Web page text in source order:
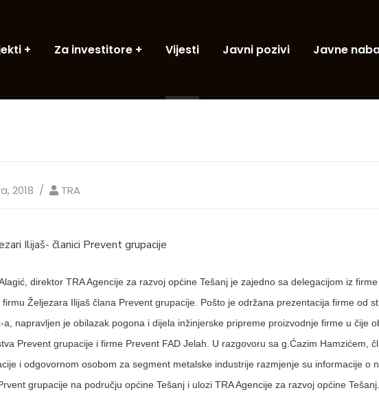
Za investitore Vijesti Javni pozivi Javne
2018 TRA
Ilijaš- članici Prevent grupacije
direktor TRA Agencije za razvoj općine Tešanj je zajedno sa delegacijom iz
Željezara Ilijaš člana Prevent grupacije. Pošto je održana prezentacija firme od
a, napravljen je obilazak pogona i dijela inžinjerske pripreme proizvodnje firme u čije
Prevent grupacije i firme Prevent FAD Jelah. U razgovoru sa g.Ćazim Hamzićem,
i odgovornom osobom za segment metalske industrije razmjenje su informacije o
grupacije na području općine Tešanj i ulozi TRA Agencije za razvoj općine